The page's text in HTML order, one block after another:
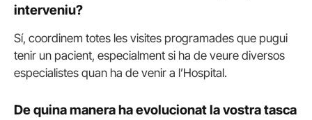
interveniu?
Sí, coordinem totes les visites programades que pugui
tenir un pacient, especialment si ha de veure diversos
especialistes quan ha de venir a l’Hospital.
De quina manera ha evolucionat la vostra tasca